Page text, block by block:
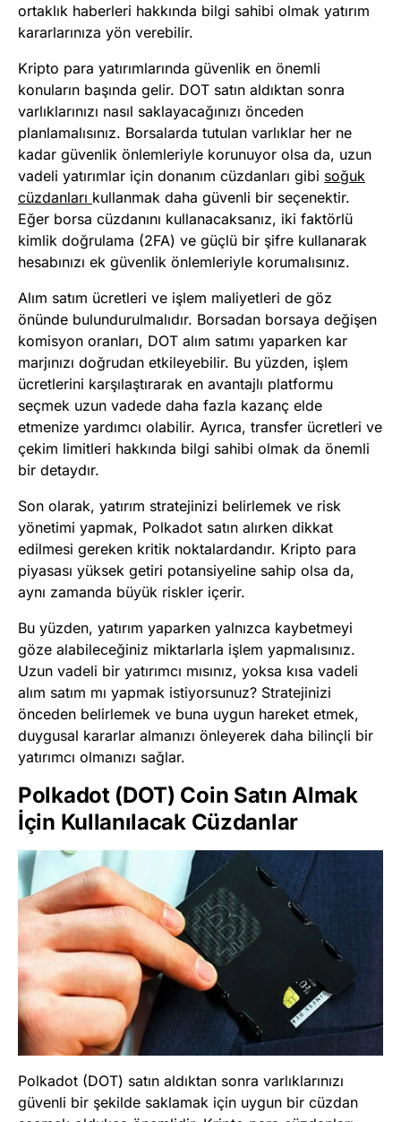
ortaklık haberleri hakkında bilgi sahibi olmak yatırım
kararlarınıza yön verebilir.
Kripto para yatırımlarında güvenlik en önemli
konuların başında gelir. DOT satın aldıktan sonra
varlıklarınızı nasıl saklayacağınızı önceden
planlamalısınız. Borsalarda tutulan varlıklar her ne
kadar güvenlik önlemleriyle korunuyor olsa da, uzun
vadeli yatırımlar için donanım cüzdanları gibi soğuk
cüzdanları kullanmak daha güvenli bir seçenektir.
Eğer borsa cüzdanını kullanacaksanız, iki faktörlü
kimlik doğrulama (2FA) ve güçlü bir şifre kullanarak
hesabınızı ek güvenlik önlemleriyle korumalısınız.
Alım satım ücretleri ve işlem maliyetleri de göz
önünde bulundurulmalıdır. Borsadan borsaya değişen
komisyon oranları, DOT alım satımı yaparken kar
marjınızı doğrudan etkileyebilir. Bu yüzden, işlem
ücretlerini karşılaştırarak en avantajlı platformu
seçmek uzun vadede daha fazla kazanç elde
etmenize yardımcı olabilir. Ayrıca, transfer ücretleri ve
çekim limitleri hakkında bilgi sahibi olmak da önemli
bir detaydır.
Son olarak, yatırım stratejinizi belirlemek ve risk
yönetimi yapmak, Polkadot satın alırken dikkat
edilmesi gereken kritik noktalardandır. Kripto para
piyasası yüksek getiri potansiyeline sahip olsa da,
aynı zamanda büyük riskler içerir.
Bu yüzden, yatırım yaparken yalnızca kaybetmeyi
göze alabileceğiniz miktarlarla işlem yapmalısınız.
Uzun vadeli bir yatırımcı mısınız, yoksa kısa vadeli
alım satım mı yapmak istiyorsunuz? Stratejinizi
önceden belirlemek ve buna uygun hareket etmek,
duygusal kararlar almanızı önleyerek daha bilinçli bir
yatırımcı olmanızı sağlar.
Polkadot (DOT) Coin Satın Almak
İçin Kullanılacak Cüzdanlar
Polkadot (DOT) satın aldıktan sonra varlıklarınızı
güvenli bir şekilde saklamak için uygun bir cüzdan